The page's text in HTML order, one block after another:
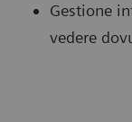
Gestione
vedere